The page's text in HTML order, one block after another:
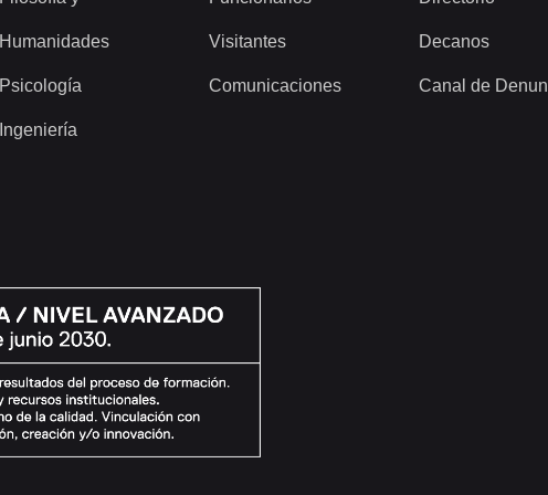
Humanidades
Psicología
Ingeniería
Visitantes
Comunicaciones
Decanos
Canal de